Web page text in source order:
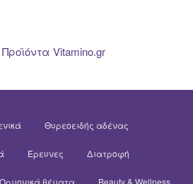
Vitamino.gr
Θυρεοειδής αδένας
Έρευνες Διατροφή